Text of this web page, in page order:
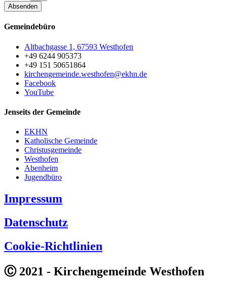
Absenden
Gemeindebüro
Altbachgasse 1, 67593 Westhofen
+49 6244 905373
+49 151 50651864
kirchengemeinde.westhofen@ekhn.de
Facebook
YouTube
Jenseits der Gemeinde
EKHN
Katholische Gemeinde
Christusgemeinde
Westhofen
Abenheim
Jugendbüro
Impressum
Datenschutz
Cookie-Richtlinien
Ⓒ 2021 - Kirchengemeinde Westhofen